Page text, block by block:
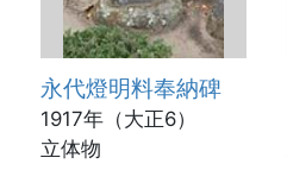
永代燈明料奉納碑
1917年（大正6）
立体物